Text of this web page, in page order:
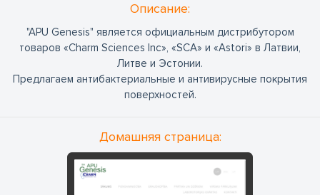
Oписание:
"APU Genesis" является официальным дистрибутором
товаров «Charm Sciences Inc», «SCA» и «Astori» в Латвии,
Литве и Эстонии.
Предлагаем антибактериальные и антивирусные покрытия
поверхностей.
Домашняя страница: